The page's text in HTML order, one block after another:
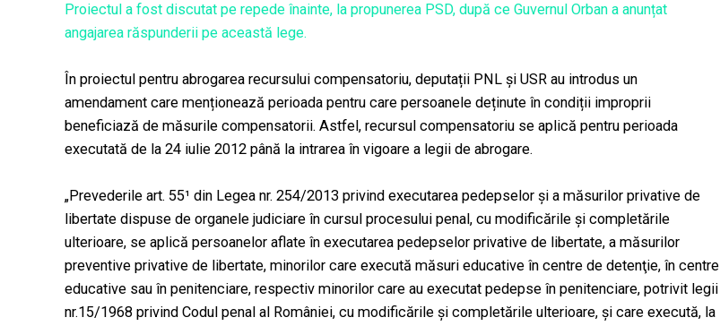
Proiectul a fost discutat pe repede înainte, la propunerea PSD, după ce Guvernul Orban a anunțat
angajarea răspunderii pe această lege.
În proiectul pentru abrogarea recursului compensatoriu, deputații PNL și USR au introdus un
amendament care menționează perioada pentru care persoanele deținute în condiții improprii
beneficiază de măsurile compensatorii. Astfel, recursul compensatoriu se aplică pentru perioada
executată de la 24 iulie 2012 până la intrarea în vigoare a legii de abrogare.
„Prevederile art. 55¹ din Legea nr. 254/2013 privind executarea pedepselor şi a măsurilor privative de
libertate dispuse de organele judiciare în cursul procesului penal, cu modificările şi completările
ulterioare, se aplică persoanelor aflate în executarea pedepselor privative de libertate, a măsurilor
preventive privative de libertate, minorilor care execută măsuri educative în centre de detenţie, în centre
educative sau în penitenciare, respectiv minorilor care au executat pedepse în penitenciare, potrivit legii
nr.15/1968 privind Codul penal al României, cu modificările şi completările ulterioare, şi care execută, la